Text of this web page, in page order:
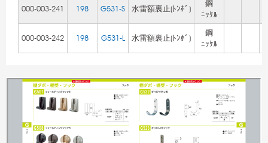
000-003-241 198 G531-S 水雷額裏止(ﾄﾝﾎﾞ)
鋼
ﾆｯｹﾙ
000-003-242 198 G531-L 水雷額裏止(ﾄﾝﾎﾞ)
鋼
ﾆｯｹﾙ